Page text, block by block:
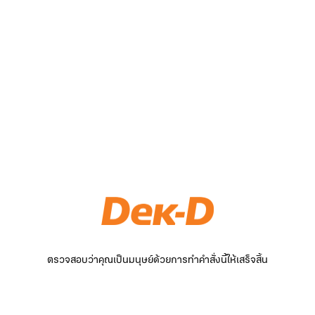
ตรวจสอบว่าคุณเป็นมนุษย์ด้วยการทำคำสั่งนี้ให้เสร็จสิ้น